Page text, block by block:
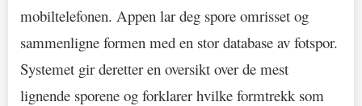
mobiltelefonen. Appen lar deg spore omrisset og
sammenligne formen med en stor database av fotspor.
Systemet gir deretter en oversikt over de mest
lignende sporene og forklarer hvilke formtrekk som